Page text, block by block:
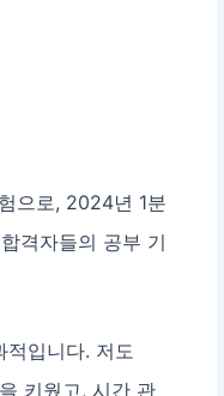
으로, 2024년 1분
격자들의 공부 기
적입니다. 저도
키웠고, 시간 관